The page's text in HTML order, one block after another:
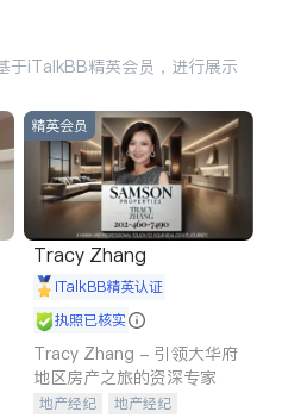
于iTalkBB精英会员，进行展示
精英会员
Tracy Zhang
iTalkBB精英认证
执照已核实
Tracy Zhang - 引领大华府
地区房产之旅的资深专家
地产经纪
地产经纪